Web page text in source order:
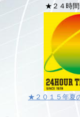
★２４時間
★２０１５年夏